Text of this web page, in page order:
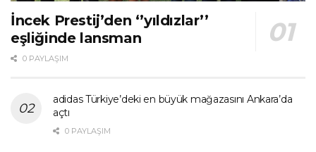
İncek Prestij’den ‘’yıldızlar’’
eşliğinde lansman
0 PAYLAŞIM
adidas Türkiye’deki en büyük mağazasını Ankara’da
açtı
0 PAYLAŞIM